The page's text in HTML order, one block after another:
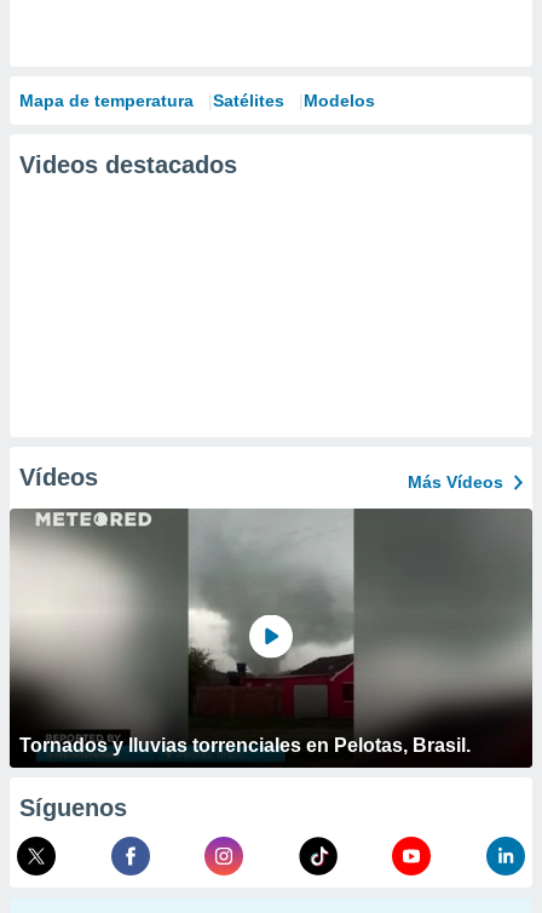
Mapa de temperatura Satélites Modelos
Videos destacados
Vídeos Más Vídeos
Tornados y lluvias torrenciales en Pelotas, Brasil.
Síguenos